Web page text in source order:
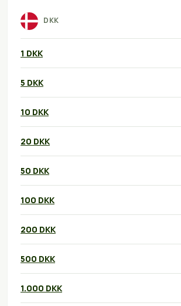
DKK
1 DKK
5 DKK
10 DKK
20 DKK
50 DKK
100 DKK
200 DKK
500 DKK
1.000 DKK